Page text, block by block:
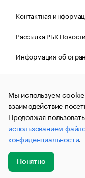
Контактная
Рассылка РБК Новости
Информация об
Правовая
© АО
и материалы
(зарегистрировано
связи,
коммуникаций
№ФС77-63848)
публикации могут
не предназначенную
до 18 лет.
Мы используем
взаимодействие
Продолжая
использованием
конфиденциальности.
Понятно